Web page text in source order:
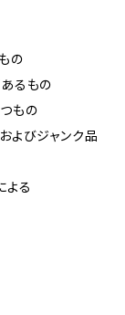
の
るもの
もの
よびジャンク品
よる